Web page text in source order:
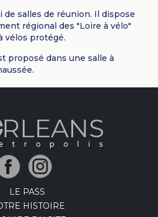
de salles de réunion. Il dispose
régional des "Loire à vélo"
vélos protégé.
proposé dans une salle à
LE PASS
HISTOIRE